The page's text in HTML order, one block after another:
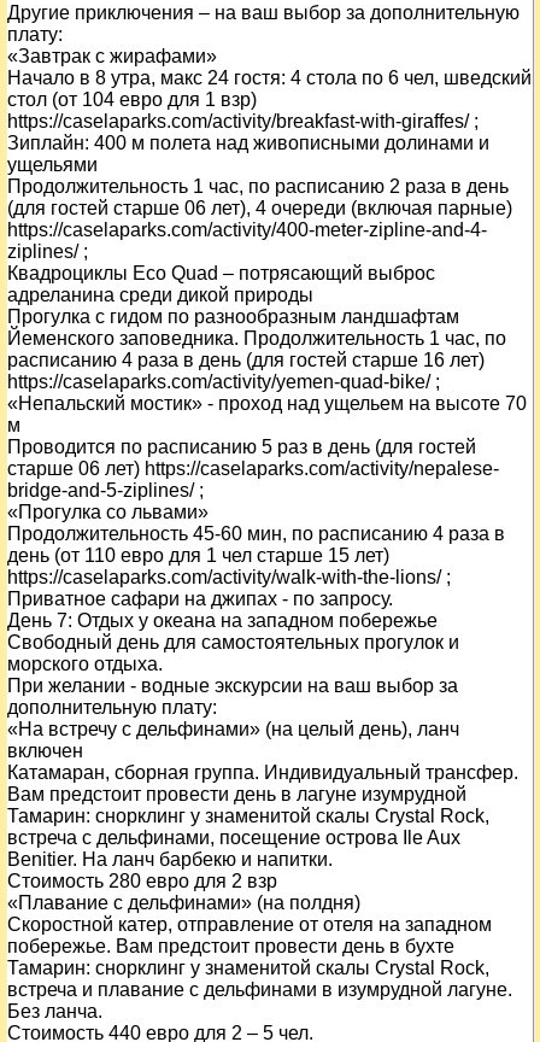
Другие приключения – на ваш выбор за дополнительную
плату:
«Завтрак с жирафами»
Начало в 8 утра, макс 24 гостя: 4 стола по 6 чел, шведский
стол (от 104 евро для 1 взр)
https://caselaparks.com/activity/breakfast-with-giraffes/ ;
Зиплайн: 400 м полета над живописными долинами и
ущельями
Продолжительность 1 час, по расписанию 2 раза в день
(для гостей старше 06 лет), 4 очереди (включая парные)
https://caselaparks.com/activity/400-meter-zipline-and-4-
ziplines/ ;
Квадроциклы Eco Quad – потрясающий выброс
адреланина среди дикой природы
Прогулка с гидом по разнообразным ландшафтам
Йеменского заповедника. Продолжительность 1 час, по
расписанию 4 раза в день (для гостей старше 16 лет)
https://caselaparks.com/activity/yemen-quad-bike/ ;
«Непальский мостик» - проход над ущельем на высоте 70
м
Проводится по расписанию 5 раз в день (для гостей
старше 06 лет) https://caselaparks.com/activity/nepalese-
bridge-and-5-ziplines/ ;
«Прогулка со львами»
Продолжительность 45-60 мин, по расписанию 4 раза в
день (от 110 евро для 1 чел старше 15 лет)
https://caselaparks.com/activity/walk-with-the-lions/ ;
Приватное сафари на джипах - по запросу.
День 7: Отдых у океана на западном побережье
Свободный день для самостоятельных прогулок и
морского отдыха.
При желании - водные экскурсии на ваш выбор за
дополнительную плату:
«На встречу с дельфинами» (на целый день), ланч
включен
Катамаран, сборная группа. Индивидуальный трансфер.
Вам предстоит провести день в лагуне изумрудной
Тамарин: снорклинг у знаменитой скалы Crystal Rock,
встреча с дельфинами, посещение острова Ile Aux
Benitier. На ланч барбекю и напитки.
Стоимость 280 евро для 2 взр
«Плавание с дельфинами» (на полдня)
Скоростной катер, отправление от отеля на западном
побережье. Вам предстоит провести день в бухте
Тамарин: снорклинг у знаменитой скалы Crystal Rock,
встреча и плавание с дельфинами в изумрудной лагуне.
Без ланча.
Стоимость 440 евро для 2 – 5 чел.